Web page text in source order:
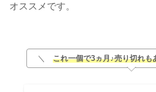
オススメです。
＼ これ一個で3ヵ月♪売り切れ